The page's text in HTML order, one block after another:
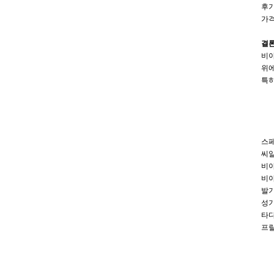
후
가
결
비
위
특
스
씨
비
비
발
성
타
프